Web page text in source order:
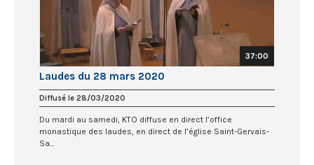
37:00
Laudes du 28 mars 2020
Diffusé le 28/03/2020
Du mardi au samedi, KTO diffuse en direct l’office
monastique des laudes, en direct de l’église Saint-Gervais-
Sa...